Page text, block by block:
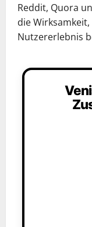
Reddit, Quora
die
Nutzererlebnis